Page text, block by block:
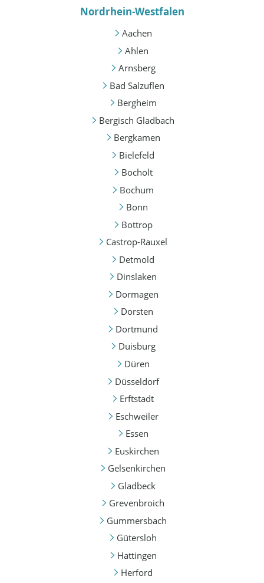
Nordrhein-Westfalen
Aachen
Ahlen
Arnsberg
Bad Salzuflen
Bergheim
Bergisch Gladbach
Bergkamen
Bielefeld
Bocholt
Bochum
Bonn
Bottrop
Castrop-Rauxel
Detmold
Dinslaken
Dormagen
Dorsten
Dortmund
Duisburg
Düren
Düsseldorf
Erftstadt
Eschweiler
Essen
Euskirchen
Gelsenkirchen
Gladbeck
Grevenbroich
Gummersbach
Gütersloh
Hattingen
Herford